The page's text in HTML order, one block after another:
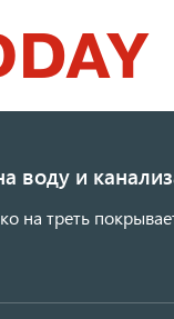
воду и
на треть